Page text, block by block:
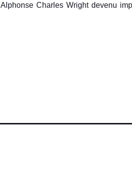
Charles Wright devenu